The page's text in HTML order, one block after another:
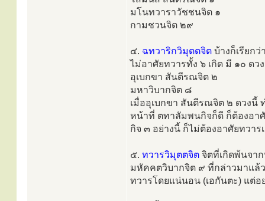
มโนทวาราวัชชนจิต ๑
กามชวนจิต ๒๙
๔. ฉทวาริกวิมุตตจิต บ้างก็เรียก
ไม่อาศัยทวารทั้ง ๖ เกิด มี ๑๐ ดว
อุเบกขา สันตีรณจิต ๒
มหาวิบากจิต ๘
เมื่ออุเบกขา สันตีรณจิต ๒ ดวง
หน้าที่ ตทาลัมพนกิจก็ดี ก็ต้องอา
กิจ ๓ อย่างนี้ ก็ไม่ต้องอาศัยทวาร
๕. ทวารวิมุตตจิต จิตที่เกิดพ้นจา
มหัคคตวิบากจิต ๙ ที่กล่าวมาแล้
ทวารโดยแน่นอน (เอกันตะ) แต่อ